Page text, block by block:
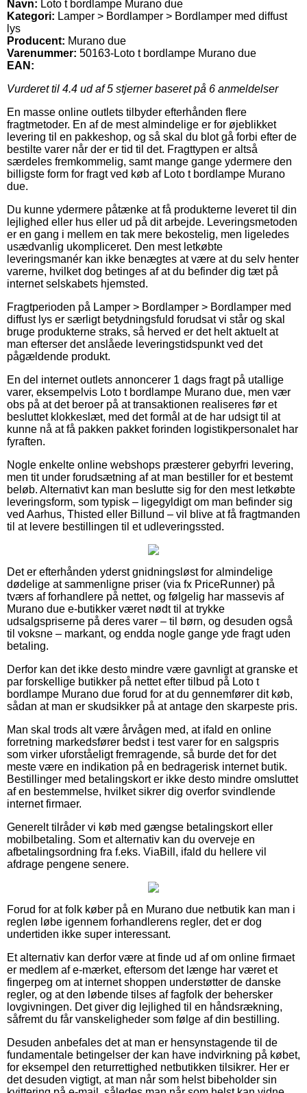
Navn: Loto t bordlampe Murano due
Kategori: Lamper > Bordlamper > Bordlamper med diffust
lys
Producent: Murano due
Varenummer: 50163-Loto t bordlampe Murano due
EAN:
Vurderet til 4.4 ud af 5 stjerner baseret på 6 anmeldelser
En masse online outlets tilbyder efterhånden flere
fragtmetoder. En af de mest almindelige er for øjeblikket
levering til en pakkeshop, og så skal du blot gå forbi efter de
bestilte varer når der er tid til det. Fragttypen er altså
særdeles fremkommelig, samt mange gange ydermere den
billigste form for fragt ved køb af Loto t bordlampe Murano
due.
Du kunne ydermere påtænke at få produkterne leveret til din
lejlighed eller hus eller ud på dit arbejde. Leveringsmetoden
er en gang i mellem en tak mere bekostelig, men ligeledes
usædvanlig ukompliceret. Den mest letkøbte
leveringsmanér kan ikke benægtes at være at du selv henter
varerne, hvilket dog betinges af at du befinder dig tæt på
internet selskabets hjemsted.
Fragtperioden på Lamper > Bordlamper > Bordlamper med
diffust lys er særligt betydningsfuld forudsat vi står og skal
bruge produkterne straks, så herved er det helt aktuelt at
man efterser det anslåede leveringstidspunkt ved det
pågældende produkt.
En del internet outlets annoncerer 1 dags fragt på utallige
varer, eksempelvis Loto t bordlampe Murano due, men vær
obs på at det beroer på at transaktionen realiseres før et
besluttet klokkeslæt, med det formål at de har udsigt til at
kunne nå at få pakken pakket forinden logistikpersonalet har
fyraften.
Nogle enkelte online webshops præsterer gebyrfri levering,
men tit under forudsætning af at man bestiller for et bestemt
beløb. Alternativt kan man beslutte sig for den mest letkøbte
leveringsform, som typisk – ligegyldigt om man befinder sig
ved Aarhus, Thisted eller Billund – vil blive at få fragtmanden
til at levere bestillingen til et udleveringssted.
Det er efterhånden yderst gnidningsløst for almindelige
dødelige at sammenligne priser (via fx PriceRunner) på
tværs af forhandlere på nettet, og følgelig har massevis af
Murano due e-butikker været nødt til at trykke
udsalgspriserne på deres varer – til børn, og desuden også
til voksne – markant, og endda nogle gange yde fragt uden
betaling.
Derfor kan det ikke desto mindre være gavnligt at granske et
par forskellige butikker på nettet efter tilbud på Loto t
bordlampe Murano due forud for at du gennemfører dit køb,
sådan at man er skudsikker på at antage den skarpeste pris.
Man skal trods alt være årvågen med, at ifald en online
forretning markedsfører bedst i test varer for en salgspris
som virker uforståeligt fremragende, så burde det for det
meste være en indikation på en bedragerisk internet butik.
Bestillinger med betalingskort er ikke desto mindre omsluttet
af en bestemmelse, hvilket sikrer dig overfor svindlende
internet firmaer.
Generelt tilråder vi køb med gængse betalingskort eller
mobilbetaling. Som et alternativ kan du overveje en
afbetalingsordning fra f.eks. ViaBill, ifald du hellere vil
afdrage pengene senere.
Forud for at folk køber på en Murano due netbutik kan man i
reglen løbe igennem forhandlerens regler, det er dog
undertiden ikke super interessant.
Et alternativ kan derfor være at finde ud af om online firmaet
er medlem af e-mærket, eftersom det længe har været et
fingerpeg om at internet shoppen understøtter de danske
regler, og at den løbende tilses af fagfolk der behersker
lovgivningen. Det giver dig lejlighed til en håndsrækning,
såfremt du får vanskeligheder som følge af din bestilling.
Desuden anbefales det at man er hensynstagende til de
fundamentale betingelser der kan have indvirkning på købet,
for eksempel den returrettighed netbutikken tilsikrer. Her er
det desuden vigtigt, at man når som helst bibeholder sin